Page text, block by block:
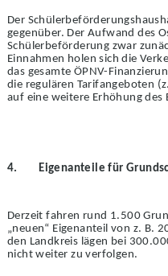
Der
gegenüber. Der Aufwand des
Schülerbeförderung zwar
Einnahmen holen sich die
das gesamte ÖPNV-
die regulären Tarifangeboten
auf eine weitere Erhöhung des
4. Eigenanteile für
Derzeit fahren rund 1.500
„neuen“ Eigenanteil von z. B.
den Landkreis lägen bei
nicht weiter zu verfolgen.